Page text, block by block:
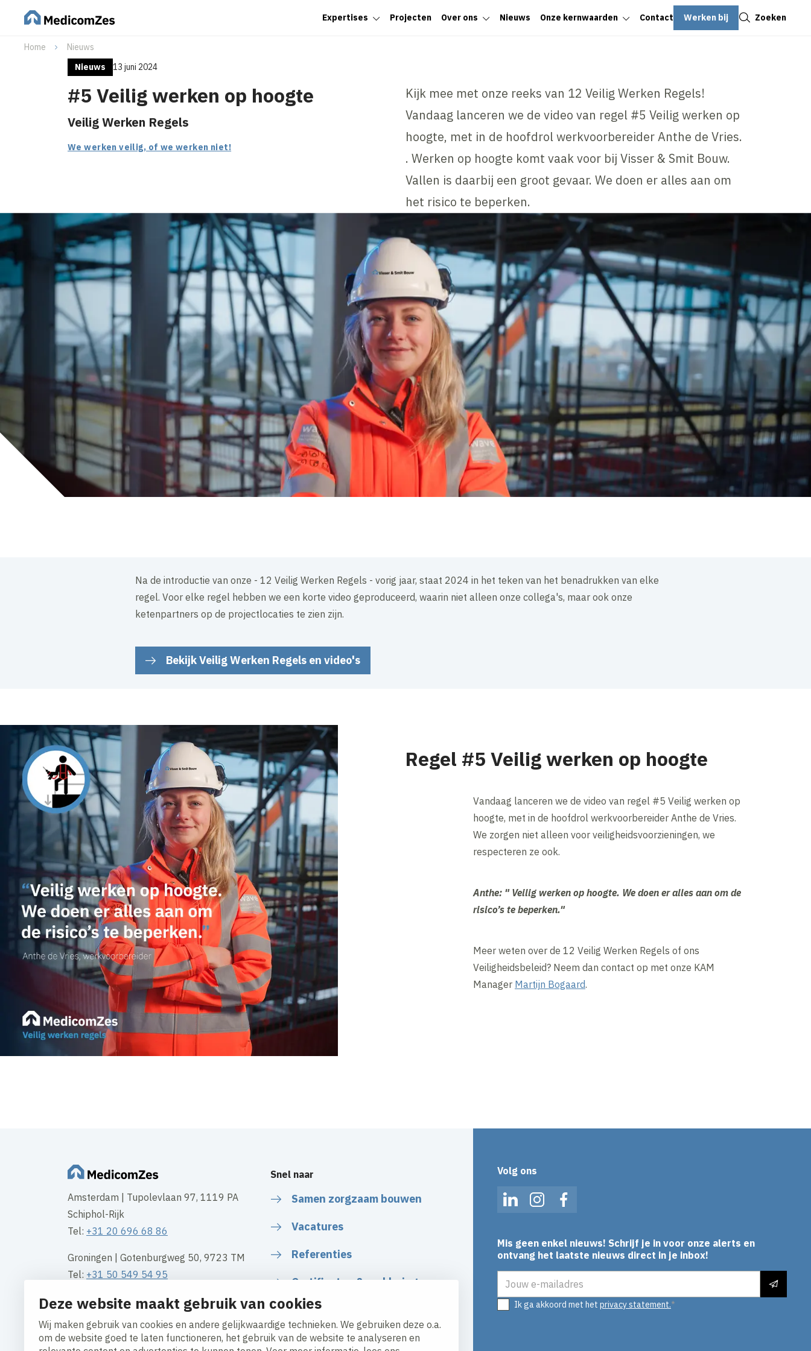
Deze website maakt gebruik van cookies
Wij maken gebruik van cookies en andere gelijkwaardige technieken. We gebruiken deze o.a.
om de website goed te laten functioneren, het gebruik van de website te analyseren en
Expertises Projecten Over ons Nieuws Onze kernwaarden Contact Werken bij Zoeken
Home
Nieuws
Nieuws
13 juni 2024
#5 Veilig werken op hoogte
Veilig Werken Regels
We werken veilig, of we werken niet!
Kijk mee met onze reeks van 12 Veilig Werken Regels!
Vandaag lanceren we de video van regel #5 Veilig werken op
hoogte, met in de hoofdrol werkvoorbereider Anthe de Vries.
. Werken op hoogte komt vaak voor bij Visser & Smit Bouw.
Vallen is daarbij een groot gevaar. We doen er alles aan om
het risico te beperken.
Na de introductie van onze - 12 Veilig Werken Regels - vorig jaar, staat 2024 in het teken van het benadrukken van elke
regel. Voor elke regel hebben we een korte video geproduceerd, waarin niet alleen onze collega's, maar ook onze
ketenpartners op de projectlocaties te zien zijn.
Bekijk Veilig Werken Regels en video's
Regel #5 Veilig werken op hoogte
Vandaag lanceren we de video van regel #5 Veilig werken op
hoogte, met in de hoofdrol werkvoorbereider Anthe de Vries.
We zorgen niet alleen voor veiligheidsvoorzieningen, we
respecteren ze ook.
Anthe: " Veilig werken op hoogte. We doen er alles aan om de
risico’s te beperken."
Meer weten over de 12 Veilig Werken Regels of ons
Veiligheidsbeleid? Neem dan contact op met onze KAM
Manager Martijn Bogaard.
Amsterdam | Tupolevlaan 97, 1119 PA
Schiphol-Rijk
Tel: +31 20 696 68 86
Groningen | Gotenburgweg 50, 9723 TM
Tel: +31 50 549 54 95
Rotterdam | Waalhaven Z.z. 11, 3089 JH
Tel
+31 10 313 10 00
Snel naar
Samen zorgzaam bouwen
Vacatures
Referenties
Certificaten & verklaringen
Algemene Voorwaarden
Volg ons
LinkedInInstagramFacebook
Mis geen enkel nieuws! Schrijf je in voor onze alerts en
ontvang het laatste nieuws direct in je inbox!
Ik ga akkoord met het privacy statement.
Sluiten